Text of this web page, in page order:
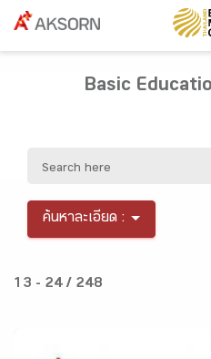
Basic
ค้นหาละเอียด :
13 - 24 / 248